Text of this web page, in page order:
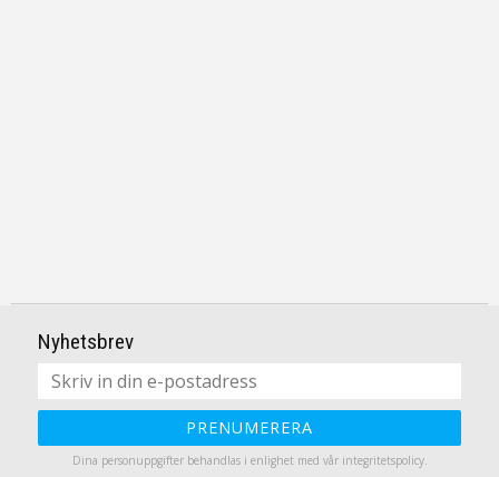
Nyhetsbrev
PRENUMERERA
Dina personuppgifter behandlas i enlighet med vår integritetspolicy.